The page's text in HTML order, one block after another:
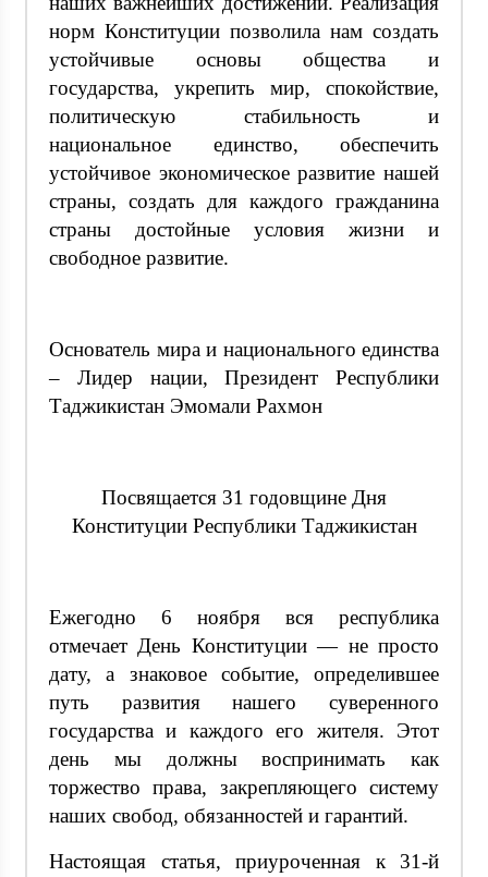
норм Конституции позволила нам создать
устойчивые основы общества и
государства, укрепить мир, спокойствие,
политическую стабильность и
национальное единство, обеспечить
устойчивое экономическое развитие нашей
страны, создать для каждого гражданина
страны достойные условия жизни и
свободное развитие.
Основатель мира и национального единства
– Лидер нации, Президент Республики
Таджикистан Эмомали Рахмон
Посвящается 31 годовщине Дня
Конституции Республики Таджикистан
Ежегодно 6 ноября вся республика
отмечает День Конституции — не просто
дату, а знаковое событие, определившее
путь развития нашего суверенного
государства и каждого его жителя. Этот
день мы должны воспринимать как
торжество права, закрепляющего систему
наших свобод, обязанностей и гарантий.
Настоящая статья, приуроченная к 31-й